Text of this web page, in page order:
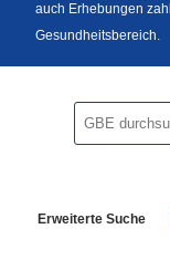
auch Erhebungen
Gesundheitsbereich.
Erweiterte Suche